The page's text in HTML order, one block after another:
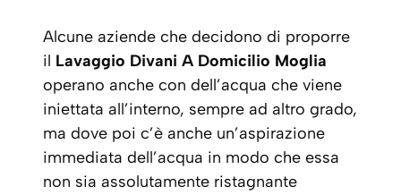
Alcune aziende che decidono di proporre
il Lavaggio Divani A Domicilio Moglia
operano anche con dell’acqua che viene
iniettata all’interno, sempre ad altro grado,
ma dove poi c’è anche un’aspirazione
immediata dell’acqua in modo che essa
non sia assolutamente ristagnante